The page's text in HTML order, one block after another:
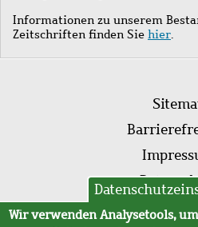
Informationen zu unserem
Zeitschriften finden Sie hier.
AVB
Wir verwenden Analysetools,